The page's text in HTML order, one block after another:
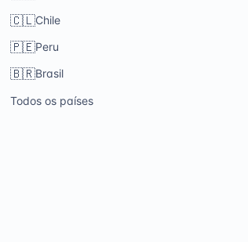
🇨🇱Chile
🇵🇪Peru
🇧🇷Brasil
Todos os países